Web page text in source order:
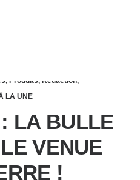
, Produits, Rédaction,
LA UNE
LA BULLE
VENUE
!